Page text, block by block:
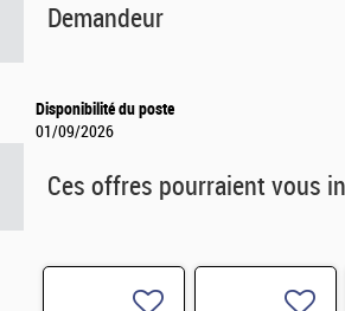
Demandeur
Disponibilité du poste
01/09/2026
Ces offres pourraient vous